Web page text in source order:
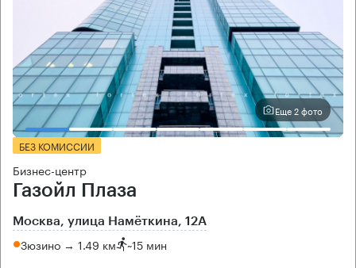
Еще 2 фото
БЕЗ КОМИССИИ
Бизнес-центр
Газойл Плаза
Москва, улица Намёткина, 12А
Зюзино → 1.49 км ~15 мин